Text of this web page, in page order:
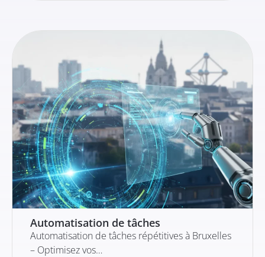
Automatisation de tâches
Automatisation de tâches répétitives à Bruxelles
– Optimisez vos…